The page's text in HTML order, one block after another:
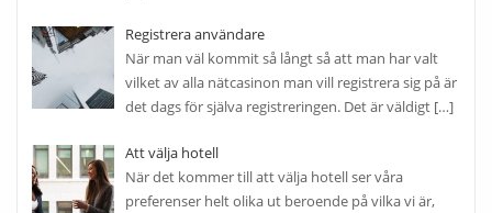
Registrera användare
När man väl kommit så långt så att man har valt
vilket av alla nätcasinon man vill registrera sig på är
det dags för själva registreringen. Det är väldigt […]
Att välja hotell
När det kommer till att välja hotell ser våra
preferenser helt olika ut beroende på vilka vi är,